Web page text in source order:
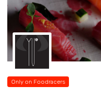
Only on Foodracers